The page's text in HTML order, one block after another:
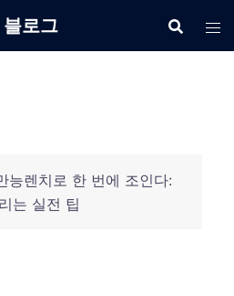
로그
능렌치로 한 번에 조인다:
는 실전 팁